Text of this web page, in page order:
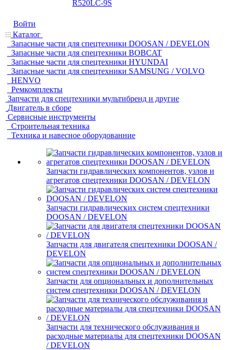
R520LC-9S
Войти
Каталог
Запасные части для спецтехники DOOSAN / DEVELON
Запасные части для спецтехники BOBCAT
Запасные части для спецтехники HYUNDAI
Запасные части для спецтехники SAMSUNG / VOLVO
HENVO
Ремкомплекты
Запчасти для спецтехники мультибренд и другие
Двигатель в сборе
Сервисные инструменты
Строительная техника
Техника и навесное оборудованние
Запчасти гидравлических компонентов, узлов и
агрегатов спецтехники DOOSAN / DEVELON
Запчасти гидравлических систем спецтехники
DOOSAN / DEVELON
Запчасти для двигателя спецтехники DOOSAN /
DEVELON
Запчасти для опциональных и дополнительных
систем спецтехники DOOSAN / DEVELON
Запчасти для технического обслуживания и
расходные материалы для спецтехники DOOSAN
/ DEVELON